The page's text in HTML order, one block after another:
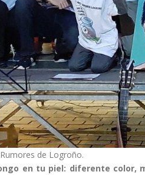
de Logroño.
en tu piel: diferente color,